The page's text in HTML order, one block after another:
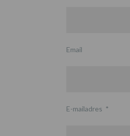
Email
E-mailadres *